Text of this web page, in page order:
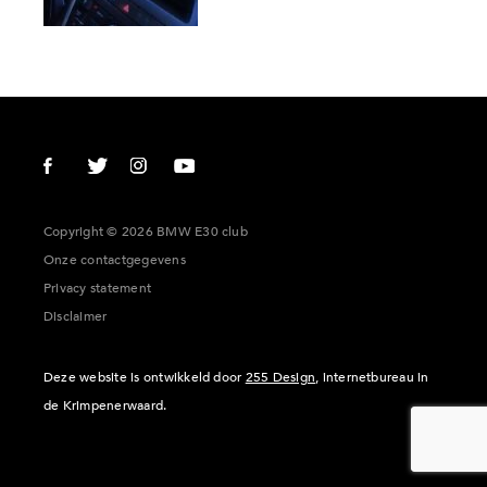
Copyright © 2026 BMW E30 club
Onze contactgegevens
Privacy statement
Disclaimer
Deze website is ontwikkeld door 255 Design, internetbureau in
de Krimpenerwaard.